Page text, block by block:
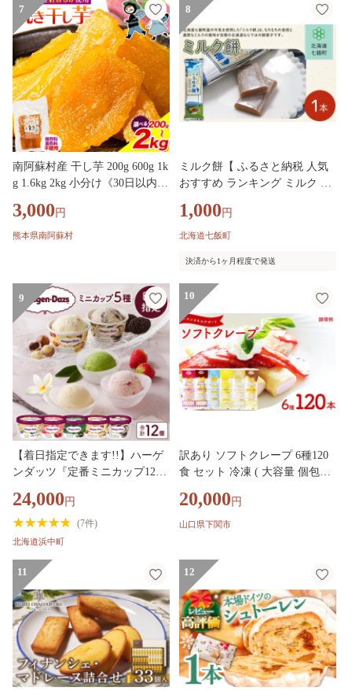
ーランド 14000円
7
南阿蘇村産 干し芋 200g 600g 1k
g 1.6kg 2kg 小分け《30日以内に
南阿蘇村 さつまいも ほしいも
焼き干し芋 国産 熊本県産 南阿
存料不使用 手作り
3,000 円
熊本県南阿蘇村
8
ミルク餅【 ふるさと納税 人気
おすすめ ランキング ミルク も
道銘菓 北海道 七飯町 送料無料
】NAY033
1,000 円
北海道七飯町
決済から1ヶ月程度で発送
9
【着日指定できます!!】ハーゲ
ンダッツ『定番ミニカップ12個
スイーツ デザート_H0016-111
24,000 円
(7件)
北海道浜中町
10
訳あり ソフトクレープ 6種120
食 セット 冷凍 ( 大容量 個包装
つ ギフト プレゼント 家庭用 贈
答 お子様にも 大容量スイーツ
ツ いちご チョコレート バニラ
アイス味 バナナ キャラメル 黒
蜜きなこ風味 ) 山口県 下関市
20,000 円
山口県下関市
11 12